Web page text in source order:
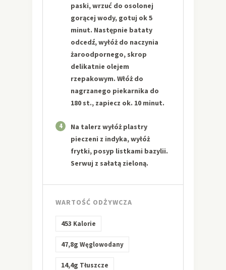
paski, wrzuć do osolonej
gorącej wody, gotuj ok 5
minut. Następnie bataty
odcedź, wyłóż do naczynia
żaroodpornego, skrop
delikatnie olejem
rzepakowym. Włóż do
nagrzanego piekarnika do
180 st., zapiecz ok. 10 minut.
4
Na talerz wyłóż plastry
pieczeni z indyka, wyłóż
frytki, posyp listkami bazylii.
Serwuj z sałatą zieloną.
WARTOŚĆ ODŻYWCZA
453 Kalorie
47,8g Węglowodany
14,4g Tłuszcze